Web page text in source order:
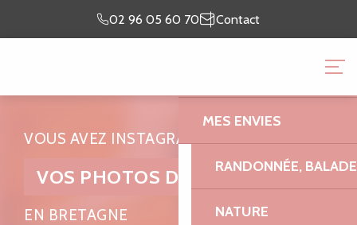
02 96 05 60 70 Contact
mon séjour
Je suis
sur place
OFFICE DE TOURISME
MES ENVIES
RANDONNÉE,
NATURE
VOUS AVEZ INSTAGRAMÉ
VOS PHOTOS DE VACANCES
EN BRETAGNE